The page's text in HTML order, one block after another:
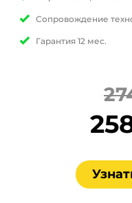
Сопровождение
Гарантия 12 мес.